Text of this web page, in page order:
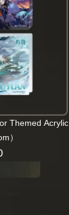
Themed Acrylic
）